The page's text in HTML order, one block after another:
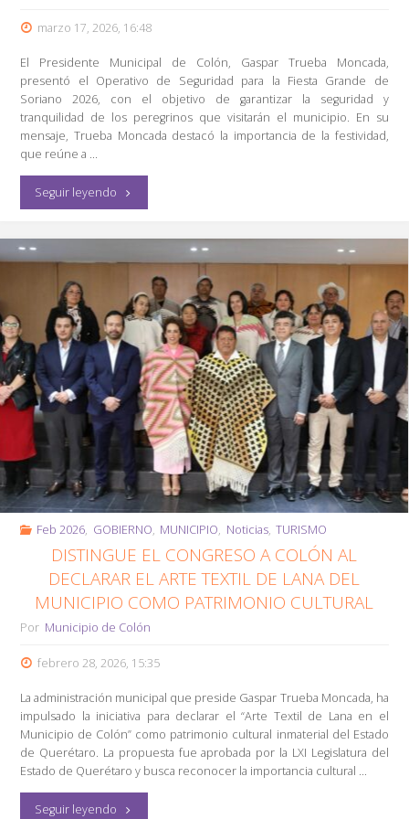
marzo 17, 2026, 16:48
El Presidente Municipal de Colón, Gaspar Trueba Moncada,
presentó el Operativo de Seguridad para la Fiesta Grande de
Soriano 2026, con el objetivo de garantizar la seguridad y
tranquilidad de los peregrinos que visitarán el municipio. En su
mensaje, Trueba Moncada destacó la importancia de la festividad,
que reúne a …
Seguir leyendo"Presenta
Trueba
Operativo
de
Seguridad
para
Festividad
de
Soriano
2026"
Feb 2026, GOBIERNO, MUNICIPIO, Noticias, TURISMO
DISTINGUE EL CONGRESO A COLÓN AL
DECLARAR EL ARTE TEXTIL DE LANA DEL
MUNICIPIO COMO PATRIMONIO CULTURAL
Por Municipio de Colón
febrero 28, 2026, 15:35
La administración municipal que preside Gaspar Trueba Moncada, ha
impulsado la iniciativa para declarar el “Arte Textil de Lana en el
Municipio de Colón” como patrimonio cultural inmaterial del Estado
de Querétaro. La propuesta fue aprobada por la LXI Legislatura del
Estado de Querétaro y busca reconocer la importancia cultural …
Seguir leyendo"Distingue